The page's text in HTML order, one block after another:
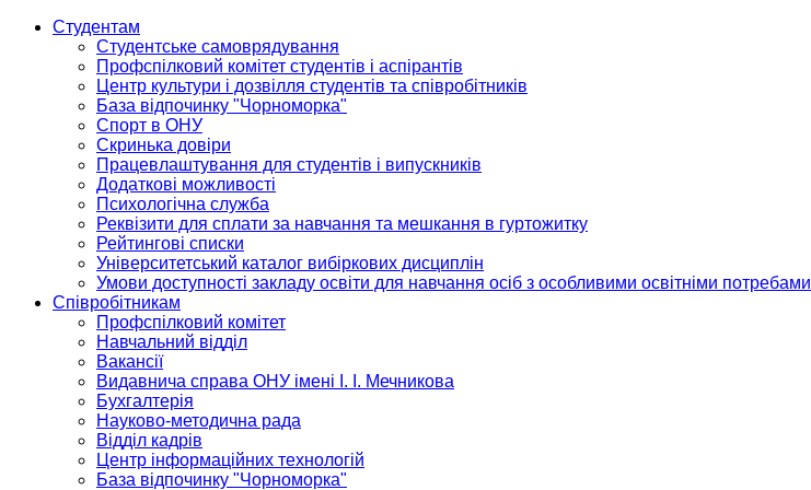
Студентам
Студентське самоврядування
Профспілковий комітет студентів і аспірантів
Центр культури і дозвілля студентів та співробітників
База відпочинку "Чорноморка"
Спорт в ОНУ
Скринька довіри
Працевлаштування для студентів і випускників
Додаткові можливості
Психологічна служба
Реквізити для сплати за навчання та мешкання в гуртожитку
Рейтингові списки
Університетський каталог вибіркових дисциплін
Умови доступності закладу освіти для навчання осіб з особливими освітніми потребами
Співробітникам
Профспілковий комітет
Навчальний відділ
Вакансії
Видавнича справа ОНУ імені І. І. Мечникова
Бухгалтерія
Науково-методична рада
Відділ кадрів
Центр інформаційних технологій
База відпочинку "Чорноморка"